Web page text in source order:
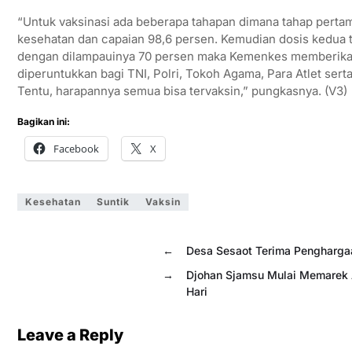
“Untuk vaksinasi ada beberapa tahapan dimana tahap
kesehatan dan capaian 98,6 persen. Kemudian dosis
dengan dilampauinya 70 persen maka Kemenkes
diperuntukkan bagi TNI, Polri, Tokoh Agama, Para Atlet
Tentu, harapannya semua bisa tervaksin,” pungkasnya. (V3)
Bagikan ini:
Facebook X
Kesehatan Suntik Vaksin
←
Desa Sesaot Terima
→
Djohan Sjamsu Mulai
Hari
Leave a Reply